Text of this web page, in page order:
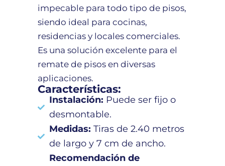
impecable para todo tipo de pisos,
siendo ideal para cocinas,
residencias y locales comerciales.
Es una solución excelente para el
remate de pisos en diversas
aplicaciones.
Características:
Instalación: Puede ser fijo o
desmontable.
Medidas: Tiras de 2.40 metros
de largo y 7 cm de ancho.
Recomendación de